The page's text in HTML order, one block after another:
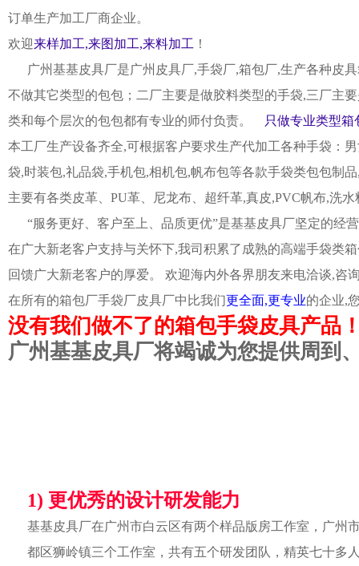
订单生产加工厂商企业。
欢迎来样加工,来图加工,来料加工 ！
广州基基皮具厂是广州皮具厂,手袋厂,箱包厂,生产各种皮
不做其它类型的包包；二厂主要是做胶料类型的手袋,三厂主
类和每个层次的包包都有专业的师付负责。
只做专业类型箱
本工厂生产设备齐全,可根据客户要求生产代加工各种手袋：
袋,时装包,礼品袋,手机包,相机包,帆布包等各款手袋类包包制
主要有各类皮革、PU革、尼龙布、超纤革,真皮,PVC帆布,洗
“服务更好、客户至上、品质更优”是基基皮具厂坚定的经
在广大新老客户支持与关怀下,我司积累了成熟的高端手袋类
回馈广大新老客户的厚爱。 欢迎海内外各界朋友来电洽谈,咨
在所有的箱包厂手袋厂皮具厂中比我们更全面,更专业的企业,
没有我们做不了的箱包手袋皮具产品
广州基基皮具厂将竭诚为您提供周到
1) 更优秀的设计研发能力
基基皮具厂在广州市白云区有两个样品版房工作室，广州
都区狮岭镇三个工作室，共有五个研发团队，精英七十多